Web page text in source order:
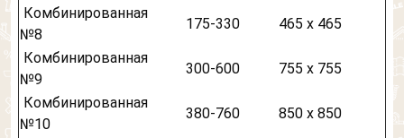
Комбинированная
№8
175-330
465 х 465
Комбинированная
№9
300-600
755 х 755
Комбинированная
№10
380-760
850 х 850